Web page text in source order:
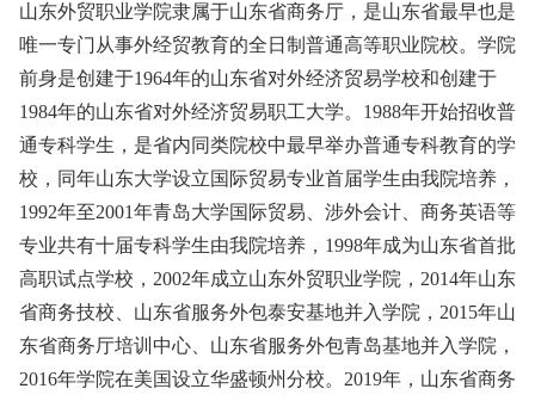
山东外贸职业学院隶属于山东省商务厅，是山东省最早也是
唯一专门从事外经贸教育的全日制普通高等职业院校。学院
前身是创建于1964年的山东省对外经济贸易学校和创建于
1984年的山东省对外经济贸易职工大学。1988年开始招收普
通专科学生，是省内同类院校中最早举办普通专科教育的学
校，同年山东大学设立国际贸易专业首届学生由我院培养，
1992年至2001年青岛大学国际贸易、涉外会计、商务英语等
专业共有十届专科学生由我院培养，1998年成为山东省首批
高职试点学校，2002年成立山东外贸职业学院，2014年山东
省商务技校、山东省服务外包泰安基地并入学院，2015年山
东省商务厅培训中心、山东省服务外包青岛基地并入学院，
2016年学院在美国设立华盛顿州分校。2019年，山东省商务